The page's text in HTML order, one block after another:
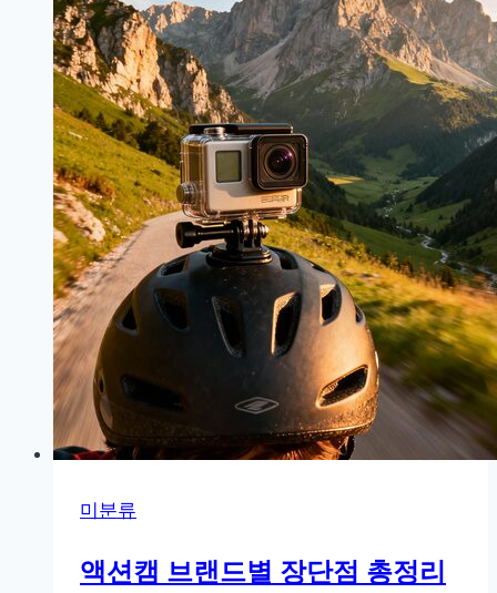
특
별
하
게
만
드
는
감
성
글
미분류
액션캠 브랜드별 장단점 총정리